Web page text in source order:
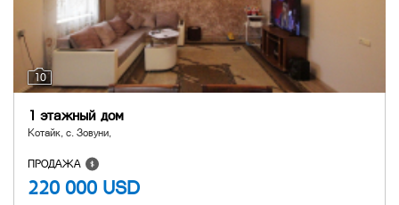
10
1 этажный дом
Котайк, с. Зовуни,
ПРОДАЖА
220 000 USD